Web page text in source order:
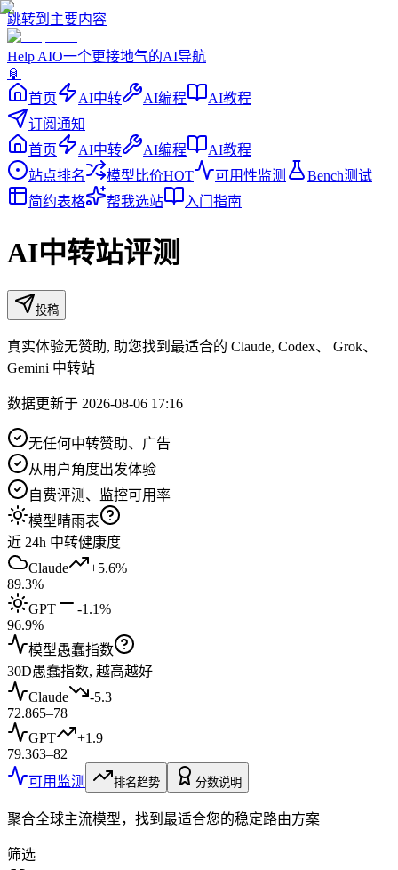
跳转到主要内容
Help AIO一个更接地气的AI导航
🏮
首页
AI中转 AI编程
AI教程
订阅通知
首页
AI中转 AI编程
AI教程
站点排名
模型比价HOT 可用性监测
Bench测试
简约表格
帮我选站 入门指南
AI中转站评测
投稿
真实体验无赞助, 助您找到最适合的 Claude, Codex、 Grok、
Gemini 中转站
数据更新于 2026-08-06 17:16
无任何中转赞助、广告
从用户角度出发体验
自费评测、监控可用率
模型晴雨表
近 24h 中转健康度
Claude
+5.6%
89.3%
GPT
-1.1%
96.9%
模型愚蠢指数
30D愚蠢指数, 越高越好
Claude
-5.3
72.865–78
GPT
+1.9
79.363–82
可用监测
排名趋势 分数说明
聚合全球主流模型，找到最适合您的稳定路由方案
筛选